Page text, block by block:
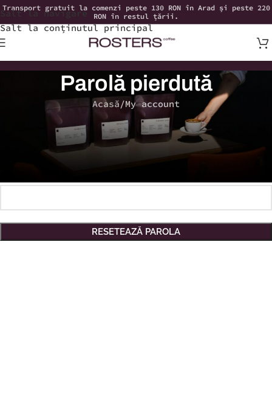
Salt la navigare
Salt la conținutul principal
Transport gratuit la comenzi peste 130 RON în Arad și peste 220
RON în restul țării.
Parolă pierdută
Acasă My account
Ai uitat parola? Te rog să introduci numele tău
de utilizator sau adresa ta de email. Vei primi o
legătură prin email pentru a crea o parolă nouă.
RESETEAZĂ PAROLA